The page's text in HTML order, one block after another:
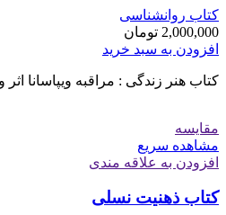
کتاب روانشناسی
2,000,000 تومان
افزودن به سبد خرید
کتاب هنر زندگی : مراقبه ویپاسانا اثر
مقایسه
مشاهده سریع
افزودن به علاقه مندی
کتاب ذهنیت نسلی